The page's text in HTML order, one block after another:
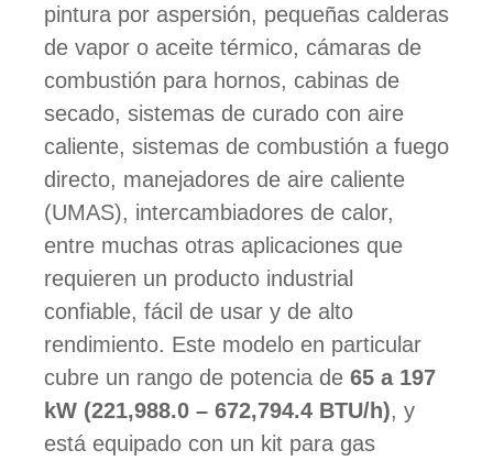
pintura por aspersión, pequeñas calderas
de vapor o aceite térmico, cámaras de
combustión para hornos, cabinas de
secado, sistemas de curado con aire
caliente, sistemas de combustión a fuego
directo, manejadores de aire caliente
(UMAS), intercambiadores de calor,
entre muchas otras aplicaciones que
requieren un producto industrial
confiable, fácil de usar y de alto
rendimiento. Este modelo en particular
cubre un rango de potencia de 65 a 197
kW (221,988.0 – 672,794.4 BTU/h), y
está equipado con un kit para gas